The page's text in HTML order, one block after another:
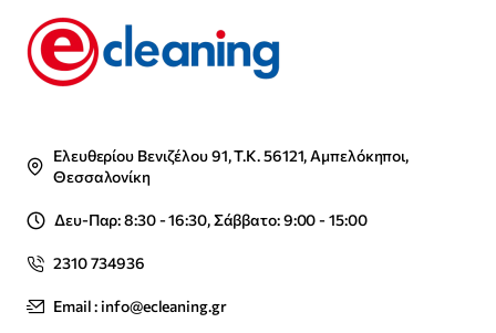
Ελευθερίου Βενιζέλου 91, Τ.Κ. 56121, Αμπελόκηποι,
Θεσσαλονίκη
Δευ-Παρ: 8:30 - 16:30, Σάββατο: 9:00 - 15:00
2310 734936
Email : info@ecleaning.gr